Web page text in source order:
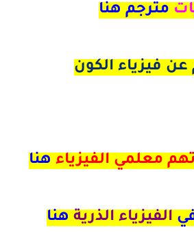
مترجم هنا
فيزياء الكون
تهم معلمي الفيزياء هنا
الفيزياء الذرية هنا